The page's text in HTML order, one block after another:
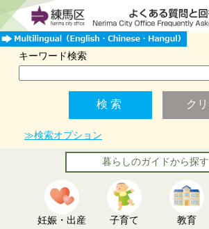
キーワード検索
≫検索オプション
暮らしのガイドから探す
妊娠・出産 子育て 教育